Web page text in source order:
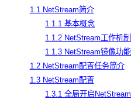
1.1 NetStream简介
1.1.1 基本概念
1.1.2 NetStream工作机制
1.1.3 NetStream镜像功能
1.2 NetStream配置任务简介
1.3 NetStream配置
1.3.1 全局开启